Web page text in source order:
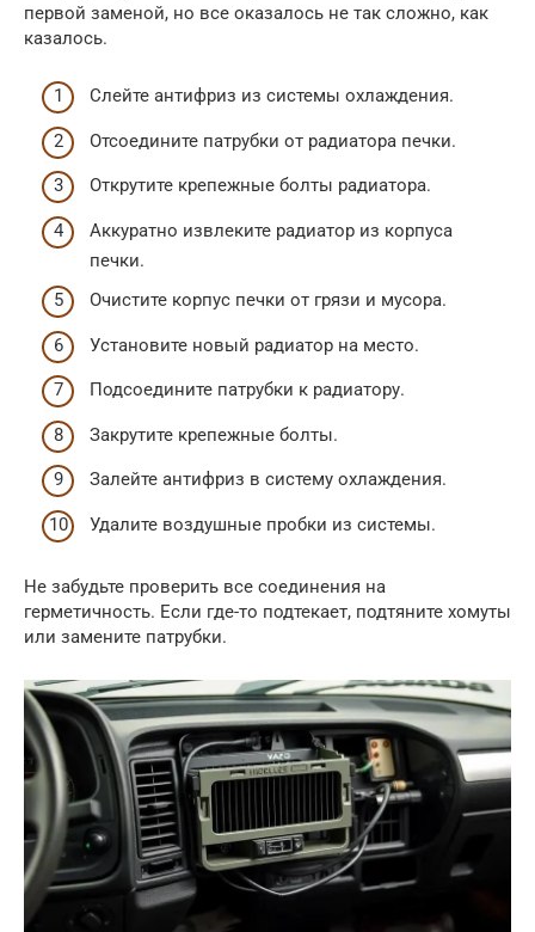
первой заменой, но все оказалось не так сложно, как
казалось.
Слейте антифриз из системы охлаждения.
Отсоедините патрубки от радиатора печки.
Открутите крепежные болты радиатора.
Аккуратно извлеките радиатор из корпуса
печки.
Очистите корпус печки от грязи и мусора.
Установите новый радиатор на место.
Подсоедините патрубки к радиатору.
Закрутите крепежные болты.
Залейте антифриз в систему охлаждения.
Удалите воздушные пробки из системы.
Не забудьте проверить все соединения на
герметичность. Если где-то подтекает, подтяните хомуты
или замените патрубки.